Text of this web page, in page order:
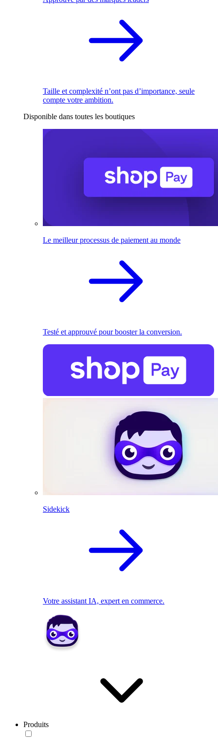
Taille et complexité n’ont pas d’importance, seule
compte votre ambition.
Disponible dans toutes les boutiques
Le meilleur processus de paiement au monde
Testé et approuvé pour booster la conversion.
Sidekick
Votre assistant IA, expert en commerce.
Produits